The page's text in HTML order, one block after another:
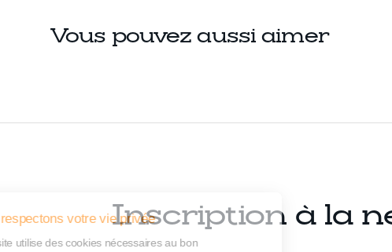
Nous respectons votre vie privée
Notre site utilise des cookies nécessaires au bon
Vous pouvez aussi aimer
Inscription à la